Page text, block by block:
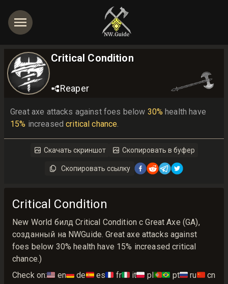
Critical Condition
Reaper
Great axe attacks against foes below 30%
15% increased critical chance.
Скачать скриншот Скопировать в буфер
Скопировать ссылку
Critical Condition
New World билд Critical Condition с Great Axe (GA),
созданный на NWGuide. Great axe attacks against
foes below 30% health have 15% increased critical
chance.)
Check on:🇺🇸 en🇩🇪 de🇪🇸 es🇫🇷 fr🇮🇹 it🇵🇱 pl🇵🇹🇧🇷 pt🇷🇺 ru🇨🇳 cn